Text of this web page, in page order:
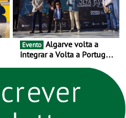
Evento
integrar a Volta a Portugal